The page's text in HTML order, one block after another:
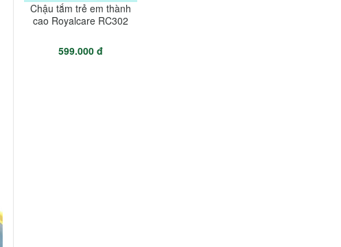
Chậu tắm trẻ em thành
cao Royalcare RC302
599.000 đ